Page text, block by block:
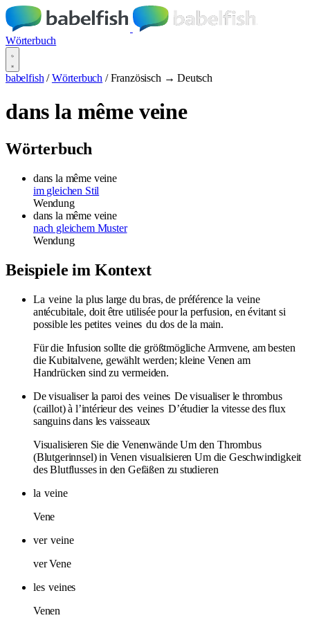
Wörterbuch
babelfish / Wörterbuch / Französisch → Deutsch
dans la même veine
Wörterbuch
dans la même veine
im gleichen Stil
Wendung
dans la même veine
nach gleichem Muster
Wendung
Beispiele im Kontext
La veine la plus large du bras, de préférence la veine
antécubitale, doit être utilisée pour la perfusion, en évitant si
possible les petites veines du dos de la main.
Für die Infusion sollte die größtmögliche Armvene, am besten
die Kubitalvene, gewählt werden; kleine Venen am
Handrücken sind zu vermeiden.
De visualiser la paroi des veines De visualiser le thrombus
(caillot) à l’intérieur des veines D’étudier la vitesse des flux
sanguins dans les vaisseaux
Visualisieren Sie die Venenwände Um den Thrombus
(Blutgerinnsel) in Venen visualisieren Um die Geschwindigkeit
des Blutflusses in den Gefäßen zu studieren
la veine
Vene
ver veine
ver Vene
les veines
Venen